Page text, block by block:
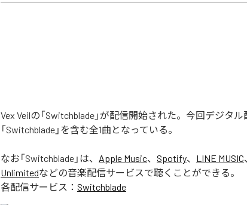
Vex Veilの「Switchblade」が配信開始された。今回デジタル
「Switchblade」を含む全1曲となっている。
なお「Switchblade 」は、 Apple Music、 Spotify、 LINE MUSIC
Unlimitedなどの音楽配信サービスで聴くことができる。
各配信サービス： Switchblade